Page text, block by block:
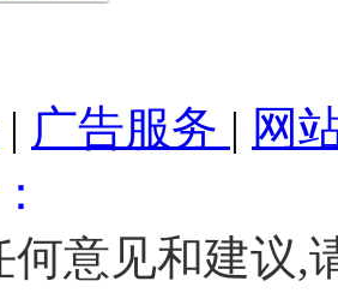
| 广告服务 | 网
何意见和建议,